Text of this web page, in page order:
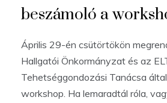
beszámoló a
Április 29-én csütörtökön
Hallgatói Önkormányzat és az
Tehetséggondozási Tanácsa
workshop. Ha lemaradtál róla,